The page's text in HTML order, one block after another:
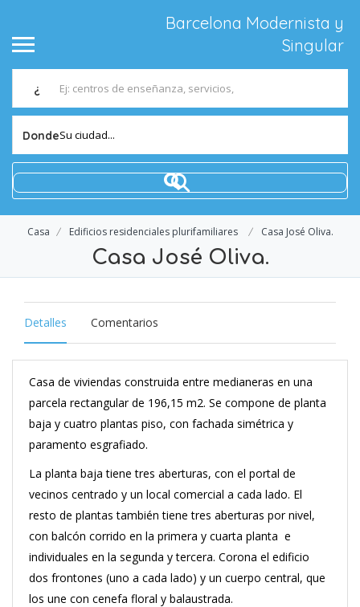
Barcelona Modernista y
Singular
¿
DondeSu ciudad...
Casa Edificios residenciales plurifamiliares Casa José Oliva.
Casa José Oliva.
Detalles Comentarios
Casa de viviendas construida entre medianeras en una
parcela rectangular de 196,15 m2. Se compone de planta
baja y cuatro plantas piso, con fachada simétrica y
paramento esgrafiado.
La planta baja tiene tres aberturas, con el portal de
vecinos centrado y un local comercial a cada lado. El
resto de plantas también tiene tres aberturas por nivel,
con balcón corrido en la primera y cuarta planta e
individuales en la segunda y tercera. Corona el edificio
dos frontones (uno a cada lado) y un cuerpo central, que
los une con cenefa floral y balaustrada.